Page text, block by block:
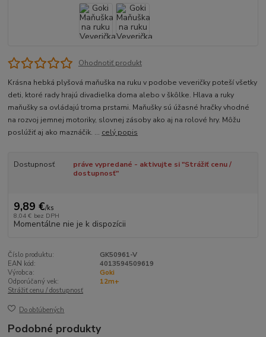
Ohodnotiť produkt
Krásna hebká plyšová maňuška na ruku v podobe veveričky poteší všetky
deti, ktoré rady hrajú divadielka doma alebo v škôlke. Hlava a ruky
maňušky sa ovládajú troma prstami. Maňušky sú úžasné hračky vhodné
na rozvoj jemnej motoriky, slovnej zásoby ako aj na rolové hry. Môžu
poslúžiť aj ako maznáčik. ... celý popis
Dostupnosť
práve vypredané - aktivujte si "Strážiť cenu /
dostupnosť"
9,89 €/ks
8,04 € bez DPH
Momentálne nie je k dispozícii
Číslo produktu:
GK50961-V
EAN kód:
4013594509619
Výrobca:
Goki
Odporúčaný vek:
12m+
Strážiť cenu / dostupnosť
Do obľúbených
Podobné produkty